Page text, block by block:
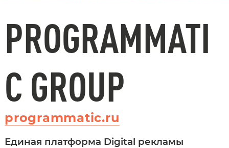
PROGRAMMATI
C GROUP
programmatic.ru
Единая платформа Digital рекламы